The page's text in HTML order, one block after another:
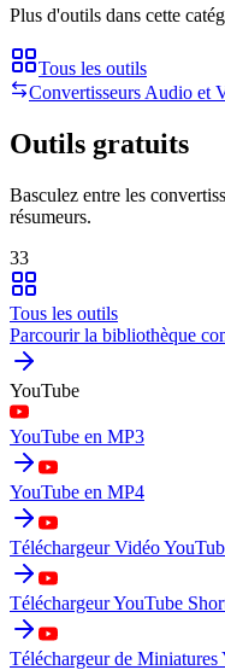
Plus d'outils dans cette
Tous les outils
Convertisseurs Audio et
Outils gratuits
Basculez entre les
résumeurs.
33
Tous les outils
Parcourir la bibliothèque
YouTube
YouTube en MP3
YouTube en MP4
Téléchargeur Vidéo
Téléchargeur YouTube
Téléchargeur de Miniatures